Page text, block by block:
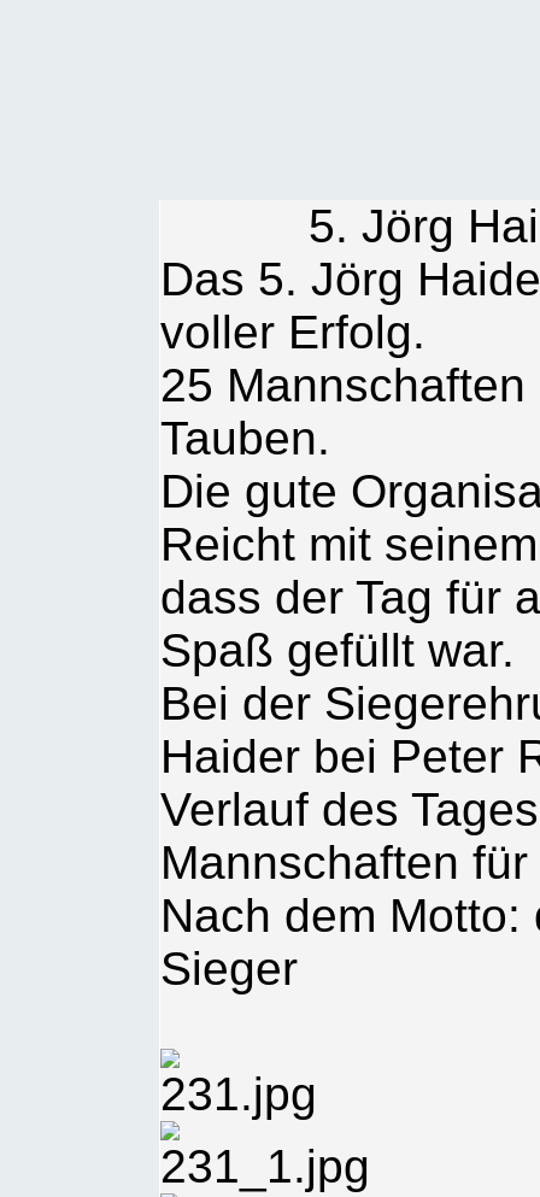
5. Jörg
Das 5. Jörg
voller Erfolg.
25
Tauben.
Die gute
Reicht mit
dass der Tag für
Spaß gefüllt war.
Bei der
Haider bei Peter
Verlauf des
Mannschaften
Nach dem
Sieger